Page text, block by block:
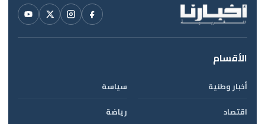
الأقسام
أخبار وطنية
سياسة
اقتصاد
رياضة